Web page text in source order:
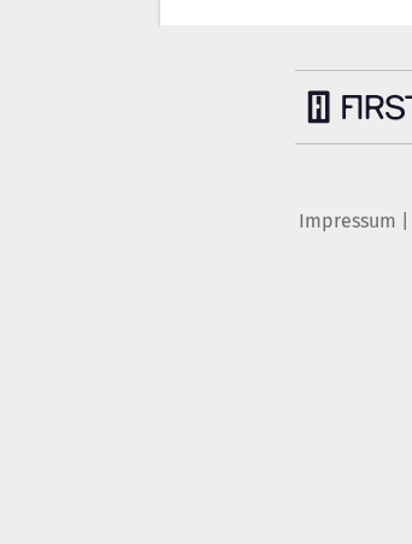
Impressum